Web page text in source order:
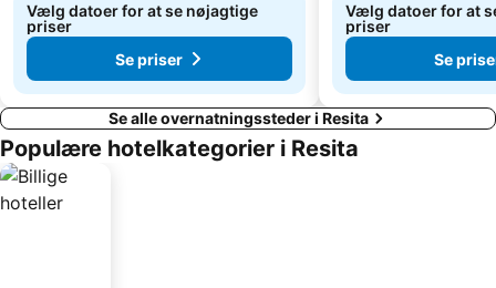
Vælg datoer for at se nøjagtige
priser
Se priser
Vælg datoer for at
priser
Se
Se alle overnatningssteder i Resita
Populære hotelkategorier i Resita